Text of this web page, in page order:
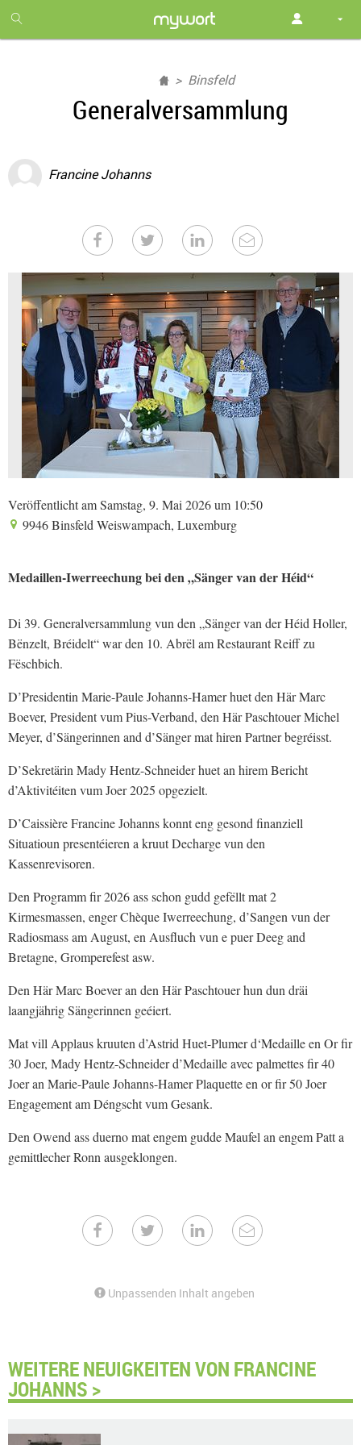
month
free
Binsfeld
Generalversammlung
Francine Johanns
Veröffentlicht am Samstag, 9. Mai 2026 um 10:50
9946 Binsfeld Weiswampach, Luxemburg
Medaillen-Iwerreechung bei den „Sänger van der Héid“
Di 39. Generalversammlung vun den „Sänger van der Héid Holler,
Bënzelt, Bréidelt“ war den 10. Abrël am Restaurant Reiff zu
Fëschbich.
D’Presidentin Marie-Paule Johanns-Hamer huet den Här Marc
Boever, President vum Pius-Verband, den Här Paschtouer Michel
Meyer, d’Sängerinnen and d’Sänger mat hiren Partner begréisst.
D’Sekretärin Mady Hentz-Schneider huet an hirem Bericht
d’Aktivitéiten vum Joer 2025 opgezielt.
D’Caissière Francine Johanns konnt eng gesond finanziell
Situatioun presentéieren a kruut Decharge vun den
Kassenrevisoren.
Den Programm fir 2026 ass schon gudd gefëllt mat 2
Kirmesmassen, enger Chèque Iwerreechung, d’Sangen vun der
Radiosmass am August, en Ausfluch vun e puer Deeg and
Bretagne, Gromperefest asw.
Den Här Marc Boever an den Här Paschtouer hun dun dräi
laangjährig Sängerinnen geéiert.
Mat vill Applaus kruuten d’Astrid Huet-Plumer d‘Medaille en Or fir
30 Joer, Mady Hentz-Schneider d’Medaille avec palmettes fir 40
Joer an Marie-Paule Johanns-Hamer Plaquette en or fir 50 Joer
Engagement am Déngscht vum Gesank.
Den Owend ass duerno mat engem gudde Maufel an engem Patt a
gemittlecher Ronn ausgeklongen.
Unpassenden Inhalt angeben
WEITERE NEUIGKEITEN VON FRANCINE
JOHANNS >